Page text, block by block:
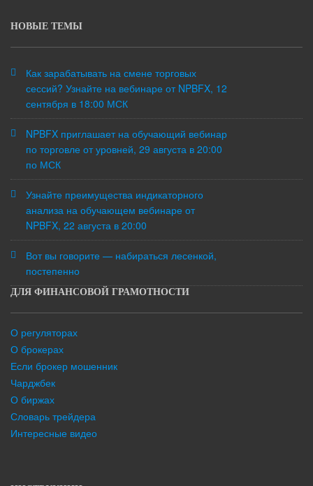
НОВЫЕ ТЕМЫ
Как зарабатывать на смене торговых
сессий? Узнайте на вебинаре от NPBFX, 12
сентября в 18:00 МСК
NPBFX приглашает на обучающий вебинар
по торговле от уровней, 29 августа в 20:00
по МСК
Узнайте преимущества индикаторного
анализа на обучающем вебинаре от
NPBFX, 22 августа в 20:00
Вот вы говорите — набираться лесенкой,
постепенно
ДЛЯ ФИНАНСОВОЙ ГРАМОТНОСТИ
О регуляторах
О брокерах
Если брокер мошенник
Чарджбек
О биржах
Словарь трейдера
Интересные видео